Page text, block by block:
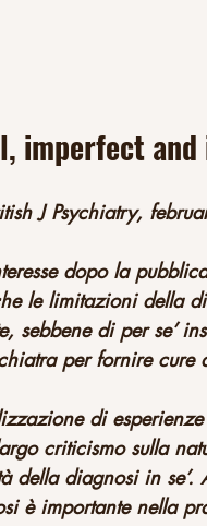
imperfect
J Psychiatry,
dopo la
le limitazioni della
sebbene di per se’
per fornire cure
di
criticismo sulla
diagnosi in se’.
è importante nella